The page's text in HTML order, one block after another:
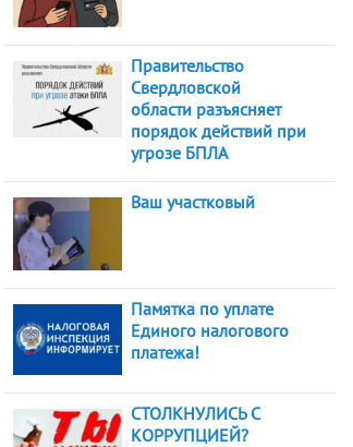
Правительство
Свердловской
области разъясняет
порядок действий при
угрозе БПЛА
Ваш участковый
Памятка по уплате
Единого налогового
платежа!
СТОЛКНУЛИСЬ С
КОРРУПЦИЕЙ?